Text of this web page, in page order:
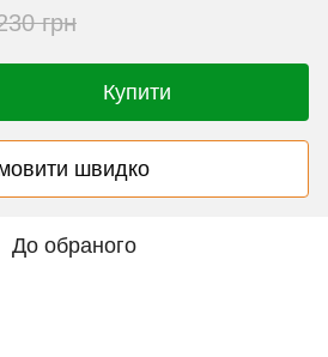
грн
Купити
швидко
До обраного